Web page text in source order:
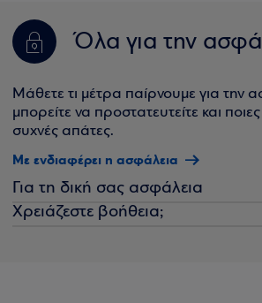
Όλα για την
Μάθετε τι μέτρα παίρνουμε για την
μπορείτε να προστατευτείτε και ποιες
συχνές απάτες.
Με ενδιαφέρει η ασφάλεια
Για τη δική σας ασφάλεια
Χρειάζεστε βοήθεια;